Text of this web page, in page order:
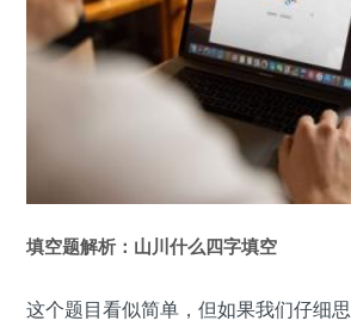
填空题解析：山川什么四字填空
这个题目看似简单，但如果我们仔细